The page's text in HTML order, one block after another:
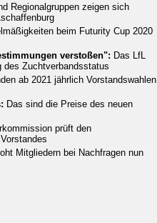
Regionalgruppen zeigen sich
beim Futurity Cup 2020
verstoßen": Das LfL
des Zuchtverbandsstatus
ab 2021 jährlich Vorstandswahlen
Das sind die Preise des neuen
prüft den
Mitgliedern bei Nachfragen nun